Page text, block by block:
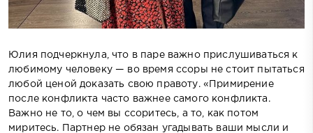
Юлия подчеркнула, что в паре важно прислушиваться к
любимому человеку — во время ссоры не стоит пытаться
любой ценой доказать свою правоту. «Примирение
после конфликта часто важнее самого конфликта.
Важно не то, о чем вы ссоритесь, а то, как потом
миритесь. Партнер не обязан угадывать ваши мысли и